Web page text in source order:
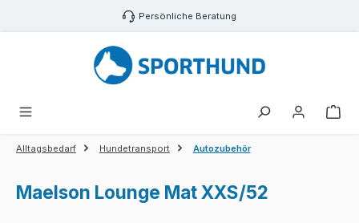
Zum Hauptinhalt springen Persönliche Beratung
Alltagsbedarf Hundetransport Autozubehör
Maelson Lounge Mat XXS/52